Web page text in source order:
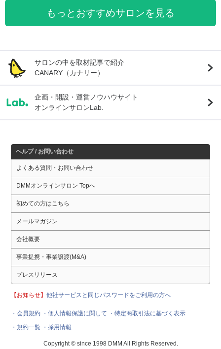
もっとおすすめサロンを見る
サロンの中を取材記事で紹介
CANARY（カナリー）
企画・開設・運営ノウハウサイト
オンラインサロンLab.
ヘルプ / お問い合わせ
よくある質問・お問い合わせ
DMMオンラインサロン Topへ
初めての方はこちら
メールマガジン
会社概要
事業提携・事業譲渡(M&A)
プレスリリース
【お知らせ】他社サービスと同じパスワードをご利用の方へ
・会員規約 ・個人情報保護に関して
・特定商取引法に基づく表示
・規約一覧 ・採用情報
Copyright © since 1998 DMM All Rights Reserved.